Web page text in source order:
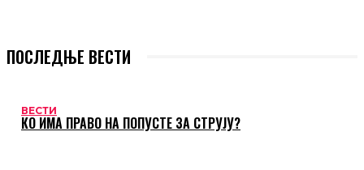
ПОСЛЕДЊЕ ВЕСТИ
ВЕСТИ
КО ИМА ПРАВО НА ПОПУСТЕ ЗА СТРУЈУ?